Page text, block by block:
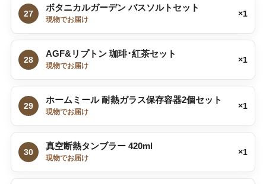
27
ボタニカルガーデン バスソルトセット
現物でお届け
×1
28
AGF&リプトン 珈琲･紅茶セット
現物でお届け
×1
29
ホームミール 耐熱ガラス保存容器2個セット
現物でお届け
×1
30
真空断熱タンブラー 420ml
現物でお届け
×1